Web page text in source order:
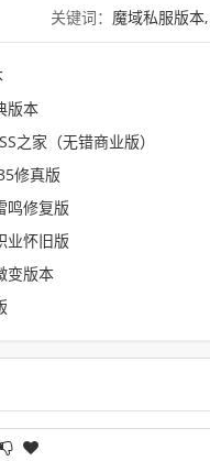
关键词： 魔域私服版本
版本
之家（无错商业版）
修真版
鸣修复版
业怀旧版
变版本